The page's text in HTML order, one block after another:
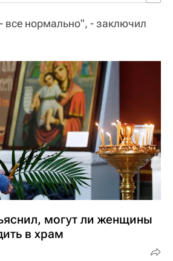
все нормально", - заключил
могут ли женщины
в храм